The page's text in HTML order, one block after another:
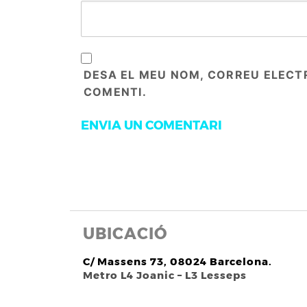
DESA EL MEU NOM, CORREU
COMENTI.
UBICACIÓ
C/ Massens 73, 08024 Barcelona.
Metro L4 Joanic – L3 Lesseps